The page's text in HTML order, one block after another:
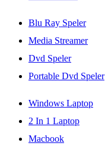
Blu Ray Speler
Media Streamer
Dvd Speler
Portable Dvd Speler
Windows Laptop
2 In 1 Laptop
Macbook